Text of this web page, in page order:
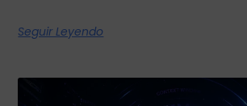
Seguir Leyendo